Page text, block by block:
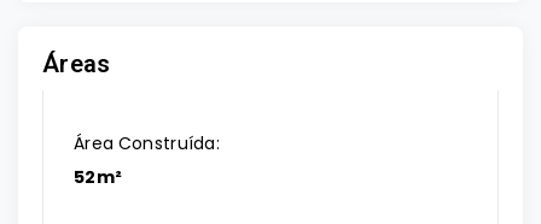
Áreas
Área Construída:
52m²